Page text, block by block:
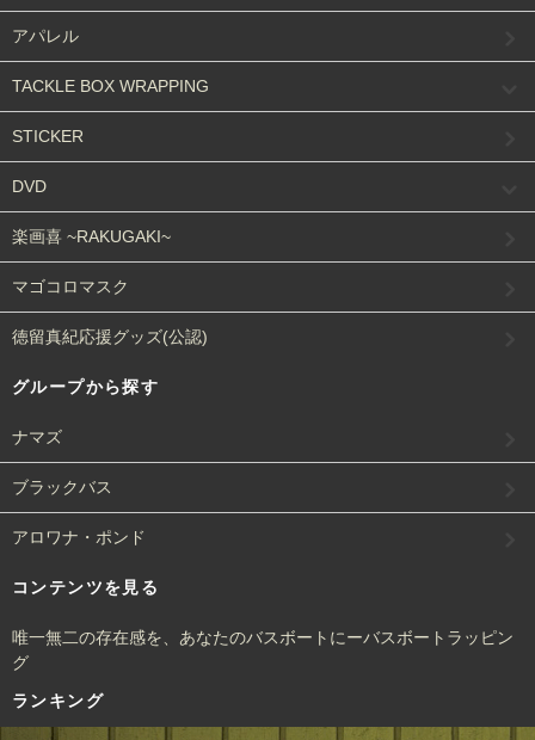
アパレル
TACKLE BOX WRAPPING
STICKER
DVD
楽画喜 ~RAKUGAKI~
マゴコロマスク
徳留真紀応援グッズ(公認)
グループから探す
ナマズ
ブラックバス
アロワナ・ポンド
コンテンツを見る
唯一無二の存在感を、あなたのバスボートにーバスボートラッピン
グ
ランキング